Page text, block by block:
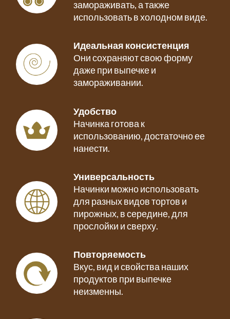
замораживать, а также
использовать в холодном виде.
Идеальная консистенция
Они сохраняют свою форму
даже при выпечке и
замораживании.
Удобство
Начинка готова к
использованию, достаточно ее
нанести.
Универсальность
Начинки можно использовать
для разных видов тортов и
пирожных, в середине, для
прослойки и сверху.
Повторяемость
Вкус, вид и свойства наших
продуктов при выпечке
неизменны.